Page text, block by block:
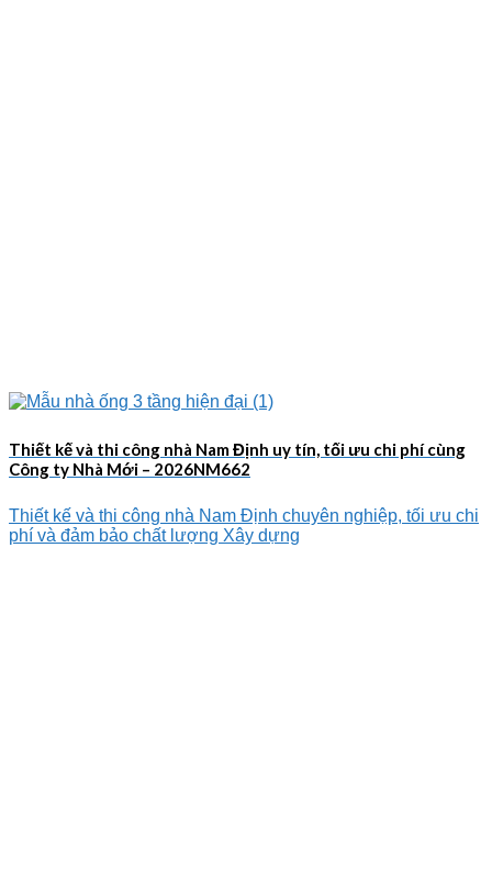
Thiết kế và thi công nhà Nam Định uy tín, tối ưu chi phí cùng
Công ty Nhà Mới – 2026NM662
Thiết kế và thi công nhà Nam Định chuyên nghiệp, tối ưu chi
phí và đảm bảo chất lượng Xây dựng